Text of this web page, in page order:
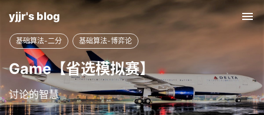
yjjr's blog
基础算法-二分 基础算法-博弈论
Game【省选模拟赛】
讨论的智慧